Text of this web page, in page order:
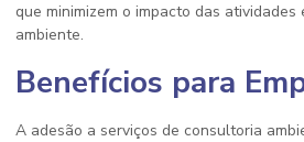
que minimizem o impacto das atividades
ambiente.
Benefícios para
A adesão a serviços de consultoria